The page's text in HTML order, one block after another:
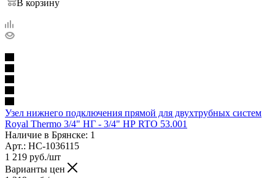
В корзину
Узел нижнего подключения прямой для двухтрубных систем
Royal Thermo 3/4" НГ - 3/4" НР RTO 53.001
Наличие в Брянске: 1
Арт.: НС-1036115
1 219 руб./шт
Варианты цен